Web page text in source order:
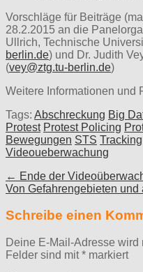
Vorschläge für Beiträge
28.2.2015 an die
Ullrich, Technische
berlin.de) und Dr. Judith
(vey@ztg.tu-berlin.de)
Weitere Informationen und
Tags: Abschreckung Big
Protest Protest Policing
Bewegungen STS Tracking
Videoueberwachung
Post
navigation
← Ende der
Von Gefahrengebieten
Schreibe einen
Deine E-Mail-Adresse wird
Felder sind mit* markiert